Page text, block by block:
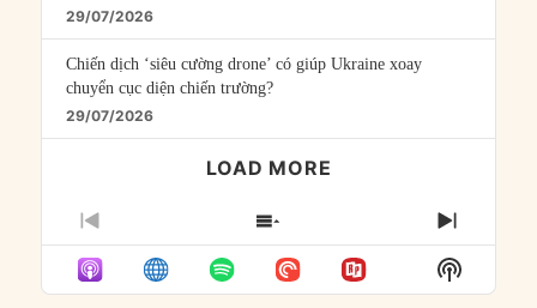
29/07/2026
Chiến dịch ‘siêu cường drone’ có giúp Ukraine xoay
chuyển cục diện chiến trường?
29/07/2026
LOAD MORE
PREVIOUS
EPISODE
SHOW
EPISODES
LIST
NEXT
Show
Podcast